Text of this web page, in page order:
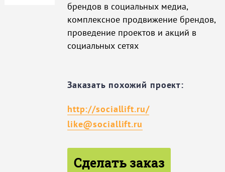
брендов в социальных медиа,
комплексное продвижение брендов,
проведение проектов и акций в
социальных сетях
Заказать похожий проект:
http://sociallift.ru/
like@sociallift.ru
Сделать заказ